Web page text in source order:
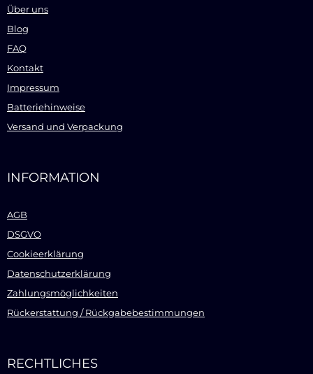
Über uns
Blog
FAQ
Kontakt
Impressum
Batteriehinweise
Versand und Verpackung
INFORMATION
AGB
DSGVO
Cookieerklärung
Datenschutzerklärung
Zahlungsmöglichkeiten
Rückerstattung / Rückgabebestimmungen
RECHTLICHES